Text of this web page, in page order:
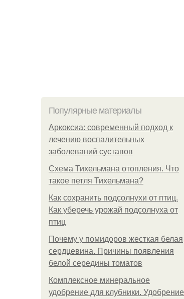
Популярные материалы
Аркоксиа: современный подход к
лечению воспалительных
заболеваний суставов
Схема Тихельмана отопления. Что
такое петля Тихельмана?
Как сохранить подсолнухи от птиц.
Как уберечь урожай подсолнуха от
птиц
Почему у помидоров жесткая белая
сердцевина. Причины появления
белой середины томатов
Комплексное минеральное
удобрение для клубники. Удобрение